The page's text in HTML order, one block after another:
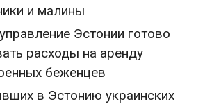
и малины
Эстонии готово
расходы на аренду
беженцев
в Эстонию украинских